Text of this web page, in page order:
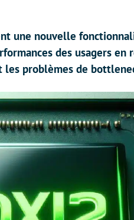
une nouvelle
des usagers en
les problèmes de